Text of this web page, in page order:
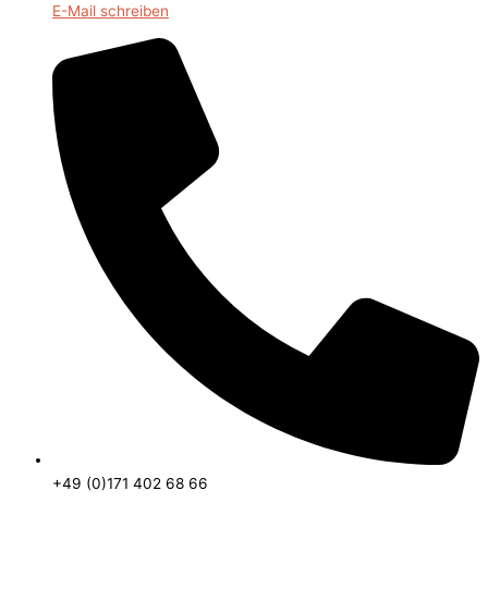
E-Mail schreiben
+49 (0)171 402 68 66